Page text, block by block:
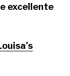
excellente